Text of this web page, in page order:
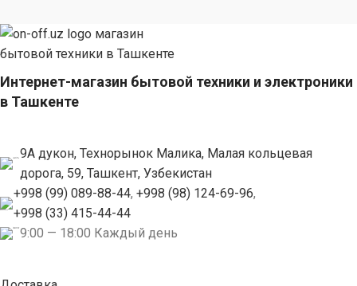
Интернет-магазин бытовой техники и электроники
в Ташкенте
9А дукон, Технорынок Малика, Малая кольцевая
дорога, 59, Ташкент, Узбекистан
+998 (99) 089-88-44, +998 (98) 124-69-96,
+998 (33) 415-44-44
9:00 — 18:00 Каждый день